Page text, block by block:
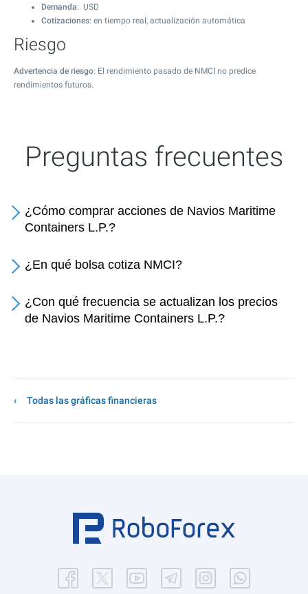
Demanda: USD
Cotizaciones: en tiempo real, actualización automática
Riesgo
Advertencia de riesgo: El rendimiento pasado de NMCI no predice
rendimientos futuros.
Preguntas frecuentes
¿Cómo comprar acciones de Navios Maritime
Containers L.P.?
¿En qué bolsa cotiza NMCI?
¿Con qué frecuencia se actualizan los precios
de Navios Maritime Containers L.P.?
Todas las gráficas financieras